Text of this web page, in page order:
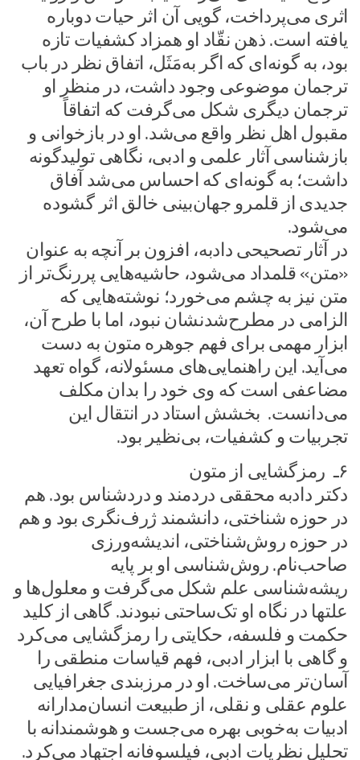
اثری می‌پرداخت، گویی آن اثر حیات دوباره
یافته است. ذهن نقّاد او همزاد کشفیات تازه‌
بود، به گونه‌ای که اگر به مَثَل، اتفاق نظر در باب
ترجمان موضوعی وجود داشت، در منظر او
ترجمان دیگری شکل می‌گرفت که اتفاقاً
مقبول اهل نظر واقع می‌شد. او در بازخوانی و
بازشناسی آثار علمی و ادبی، نگاهی تولیدگونه
داشت؛ به گونه‌ای که احساس می‌شد آفاق
جدیدی از قلمرو جهان‌بینی خالق اثر گشوده
می‌شود.
در آثار تصحیحی دادبه، افزون بر آنچه به عنوان
«متن» قلمداد می‌شود، حاشیه‌هایی پررنگ‌تر از
متن نیز به چشم می‌خورد؛ نوشته‌هایی که
الزامی در مطرح‌شدنشان نبود، اما با طرح آن،
ابزار مهمی برای فهم جوهره متون به دست
می‌آید. این راهنمایی‌های مسئولانه، گواه تعهد
مضاعفی است که وی خود را بدان مکلف
می‌دانست. بخشش استاد در انتقال این
تجربیات و کشفیات، بی‌نظیر بود.
۶ـ رمزگشایی از متون
دکتر دادبه محققی دردمند و دردشناس بود. هم
در حوزه شناختی، دانشمند ژرف‌نگری بود و هم
در حوزه روش‌شناختی، اندیشه‌ورزی
صاحب‌نام. روش‌شناسی او بر پایه
ریشه‌شناسی علم شکل می‌گرفت و معلول‌ها و
علتها در نگاه او تک‌ساحتی نبودند. گاهی از کلید
حکمت و فلسفه، حکایتی را رمزگشایی می‌کرد
و گاهی با ابزار ادبی، فهم قیاسات منطقی را
آسان‌تر می‌ساخت. او در مرزبندی جغرافیایی
علوم عقلی و نقلی، از طبیعت انسان‌مدارانه
ادبیات به‌خوبی بهره می جست و هوشمندانه با
تحلیل نظریات ادبی، فیلسوفانه اجتهاد می‌کرد.